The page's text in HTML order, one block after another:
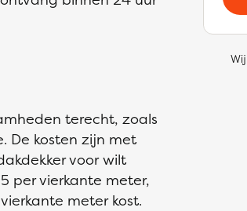
terecht, zoals
De kosten zijn met
voor wilt
per vierkante meter,
meter kost.